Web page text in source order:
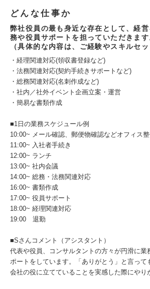
どんな仕事か
弊社役員の最も身近な存在として、経
務や役員サポートを担っていただきます
（具体的な内容は、ご経験やスキルセ
・経理関連対応(領収書登録など)
・法務関連対応(契約手続きサポートなど)
・総務関連対応(名刺作成など)
・社内／社外イベント企画立案・運営
・簡易な書類作成
■1日の業務スケジュール例
10:00~ メール確認、郵便物確認などオフィス
11:00~ 入社者手続き
12:00~ ランチ
13:00~ 社内会議
14:00~ 総務・法務関連対応
16:00~ 書類作成
17:00~ 役員サポート
18:00~ 経理関連対応
19:00 退勤
■Sさんコメント（アシスタント）
代表や役員、コンサルタントの方々が円滑に業
ポートをしています。「ありがとう」と言って
会社の役に立てていることを実感した際にやり